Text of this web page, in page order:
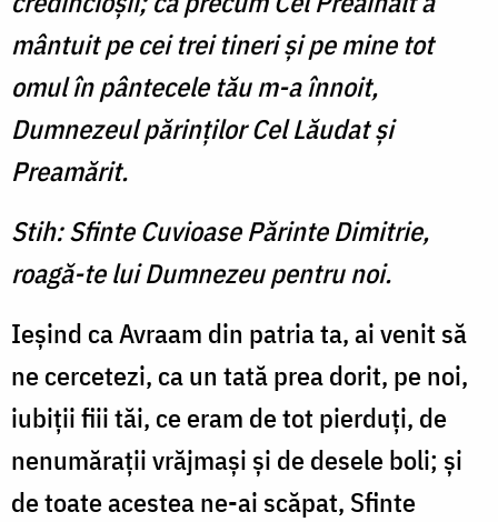
mântuit pe cei trei tineri şi pe mine tot
omul în pântecele tău m-a înnoit,
Dumnezeul părinţilor Cel Lăudat şi
Preamărit.
Stih: Sfinte Cuvioase Părinte Dimitrie,
roagă-te lui Dumnezeu pentru noi.
Ieşind ca Avraam din patria ta, ai venit să
ne cercetezi, ca un tată prea dorit, pe noi,
iubiţii fiii tăi, ce eram de tot pierduţi, de
nenumăraţii vrăj­maşi şi de desele boli; şi
de toa­te acestea ne-ai scăpat, Sfinte